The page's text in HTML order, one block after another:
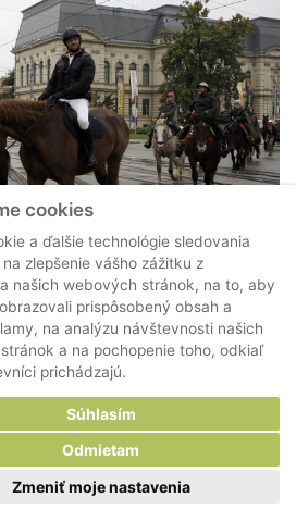
cookies
a ďalšie technológie sledovania
zlepšenie vášho zážitku z
našich webových stránok, na to, aby
prispôsobený obsah a
na analýzu návštevnosti našich
a na pochopenie toho, odkiaľ
prichádzajú.
Súhlasím
Odmietam
Zmeniť moje nastavenia